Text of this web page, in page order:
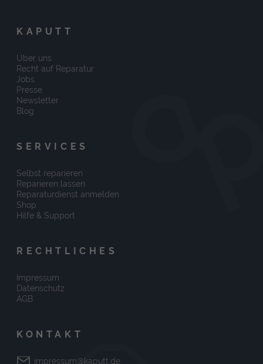
KAPUTT
Über uns
Recht auf Reparatur
Jobs
Presse
Newsletter
Blog
SERVICES
Selbst reparieren
Reparieren lassen
Reparaturdienst anmelden
Shop
Hilfe & Support
RECHTLICHES
Impressum
Datenschutz
AGB
KONTAKT
impressum@kaputt.de